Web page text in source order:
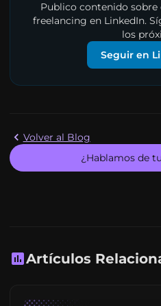
Publico contenido sobre
freelancing en LinkedIn.
los
Seguir en
Volver al Blog
¿Hablamos de
Artículos